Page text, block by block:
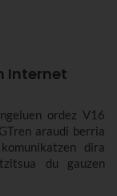
Internet
ordez V16
araudi berria
dira
du gauzen